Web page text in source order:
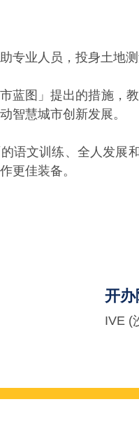
专业人员，投身土地
蓝图」提出的措施，
智慧城市创新发展。
语文训练、全人发展
更佳装备。
开办
IVE (